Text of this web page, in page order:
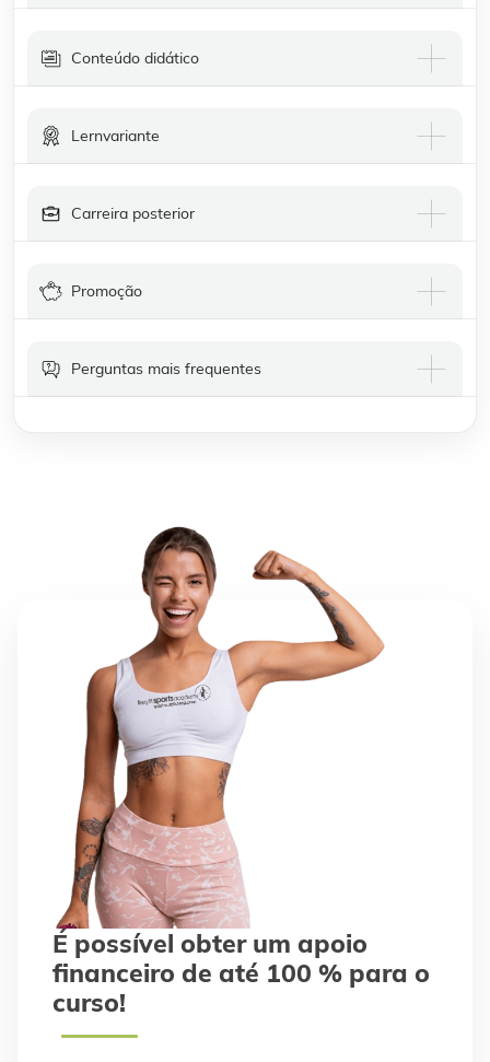
Conteúdo didático
Lernvariante
Carreira posterior
Promoção
Perguntas mais frequentes
É possível obter um apoio
financeiro de até 100 % para o
curso!